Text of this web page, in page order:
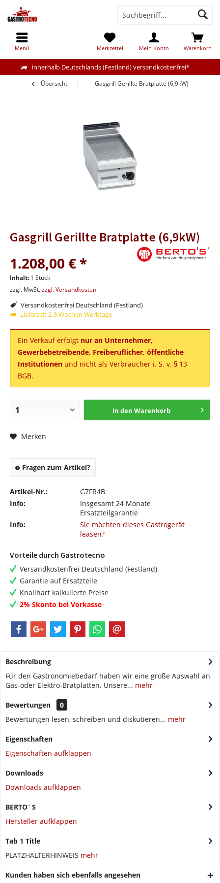
innerhalb Deutschlands (Festland) versandkostenfrei*
Warenkorb
Merkzettel Mein Konto
Menü
Übersicht Gasgrill Gerillte Bratplatte (6,9kW)
Gasgrill Gerillte Bratplatte (6,9kW)
1.208,00 € *
Inhalt: 1 Stück
zzgl. MwSt.zzgl. Versandkosten
Versandkostenfrei Deutschland (Festland)
Lieferzeit 2-3 Wochen Werktage
Ein Verkauf erfolgt nur an Unternehmer,
Gewerbebetreibende, Freiberuflicher, öffentliche
Institutionen und nicht als Verbraucher i. S. v. § 13
BGB.
In den Warenkorb
Merken
Fragen zum Artikel?
Artikel-Nr.:
G7FR4B
Info:
Insgesamt 24 Monate
Ersatzteilgarantie
Info:
Sie möchten dieses Gastrogerät
leasen?
Vorteile durch Gastrotecno
Versandkostenfrei Deutschland (Festland)
Garantie auf Ersatzteile
Knallhart kalkulierte Preise
2% Skonto bei Vorkasse
Beschreibung
Für den Gastronomiebedarf haben wir eine große Auswahl an
Gas-oder Elektro-Bratplatten. Unsere... mehr
Bewertungen
0
Bewertungen lesen, schreiben und diskutieren... mehr
Eigenschaften
Eigenschaften aufklappen
Downloads
Downloads aufklappen
BERTO´S
Hersteller aufklappen
Tab 1 Title
PLATZHALTERHINWEIS mehr
Kunden haben sich ebenfalls angesehen